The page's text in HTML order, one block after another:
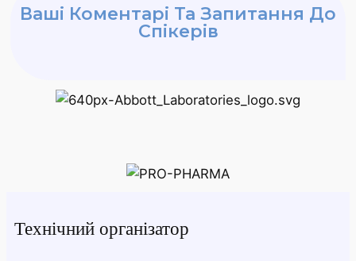
Ваші Коментарі Та Запитання До
Спікерів
Технічний організатор